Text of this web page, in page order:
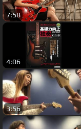
7:58
4:06
3:56